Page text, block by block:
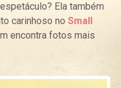
Ela também
carinhoso no Small
encontra fotos mais